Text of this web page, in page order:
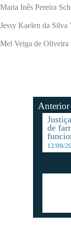
Maria Inês Pereira
Jessy Kaelen da Silva
Mel Veiga de Oliveira
Anterior
de
12/09/